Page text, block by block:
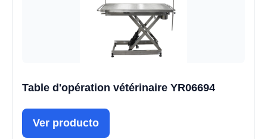
Table d'opération vétérinaire YR06694
Ver producto